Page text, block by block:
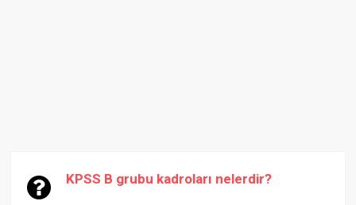
KPSS B grubu kadroları nelerdir?